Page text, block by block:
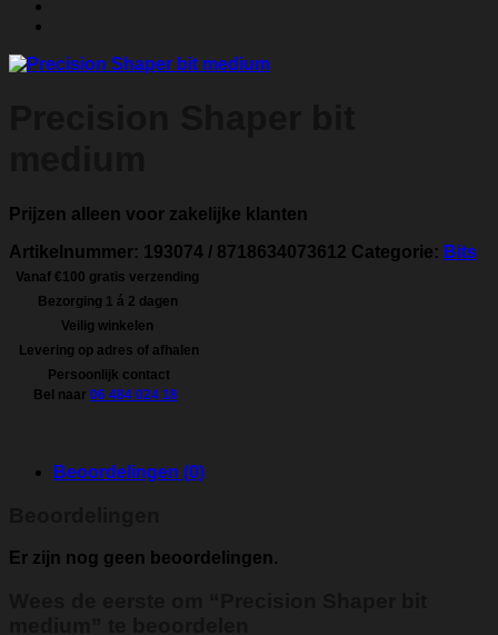
Prijzen alleen voor zakelijke klanten
Artikelnummer: 193074 / 8718634073612 Categorie: Bits
Vanaf €100 gratis verzending
Bezorging 1 á 2 dagen
Veilig winkelen
Levering op adres of afhalen
Persoonlijk contact
Bel naar 06 484 024 18
Beoordelingen (0)
Er zijn nog geen beoordelingen.